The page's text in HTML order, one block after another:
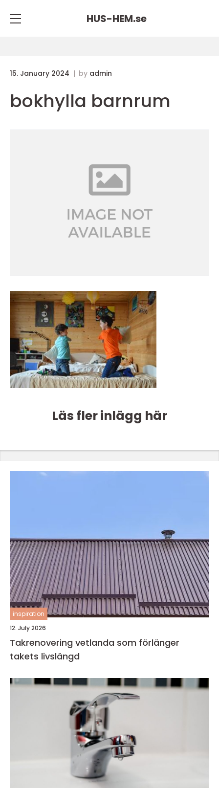
HUS-HEM.se
15. January 2024 by admin
bokhylla barnrum
Läs fler inlägg här
inspiration
12. July 2026
Takrenovering vetlanda som förlänger
takets livslängd